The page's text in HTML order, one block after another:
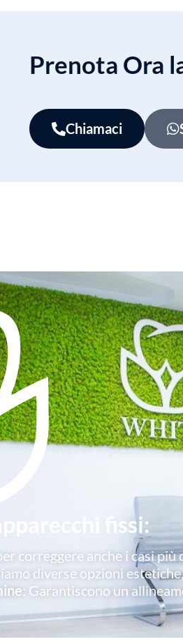
Prenota Ora
Chiamaci
fissi:
correggere anche i casi
diverse opzioni
: Garantiscono un